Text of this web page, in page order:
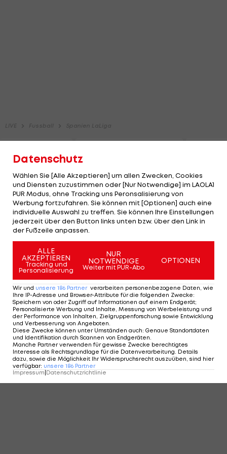
Datenschutz
Wählen Sie [Alle Akzeptieren] um allen Zwecken, Cookies
und Diensten zuzustimmen oder [Nur Notwendige] im LAOLA1
PUR Modus, ohne Tracking uns Peronsalisierung von
Werbung fortzufahren. Sie können mit [Optionen] auch eine
individuelle Auswahl zu treffen. Sie können Ihre Einstellungen
jederzeit über den Button links unten bzw. über den Link in
der Fußzeile anpassen.
ALLE
AKZEPTIEREN
Tracking und
Personalisierung
NUR
NOTWENDIGE
Weiter mit PUR-Abo
OPTIONEN
Wir und unsere 186 Partner verarbeiten personenbezogene Daten, wie
Ihre IP-Adresse und Browser-Attribute für die folgenden Zwecke:
Speichern von oder Zugriff auf Informationen auf einem Endgerät;
Personalisierte Werbung und Inhalte, Messung von Werbeleistung und
der Performance von Inhalten, Zielgruppenforschung sowie Entwicklung
und Verbesserung von Angeboten.
Diese Zwecke können unter Umständen auch: Genaue Standortdaten
und Identifikation durch Scannen von Endgeräten.
Manche Partner verwenden für gewisse Zwecke berechtigtes
Interesse als Rechtsgrundlage für die Datenverarbeitung. Details
dazu, sowie die Möglichkeit Ihr Widerspruchsrecht auszuüben, sind hier
verfügbar: unsere 186 Partner
Impressum Datenschutzrichtlinie